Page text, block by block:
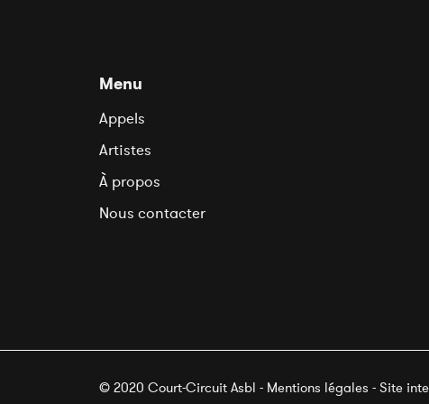
Menu
Appels
Artistes
À propos
Nous contacter
© 2020 Court-Circuit Asbl - Mentions légales - Site